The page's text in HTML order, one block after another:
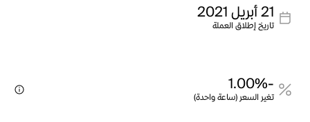
21 أبريل 2021
تاريخ إطلاق العملة
-1.00%
تغير السعر (ساعة واحدة)